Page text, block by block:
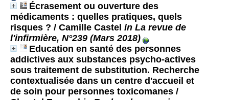
Écrasement ou ouverture des
médicaments : quelles pratiques, quels
risques ? / Camille Castel in La revue de
l'infirmière, N°239 (Mars 2018)
Education en santé des personnes
addictives aux substances psycho-actives
sous traitement de substitution. Recherche
contextualisée dans un centre d'accueil et
de soin pour personnes toxicomanes /